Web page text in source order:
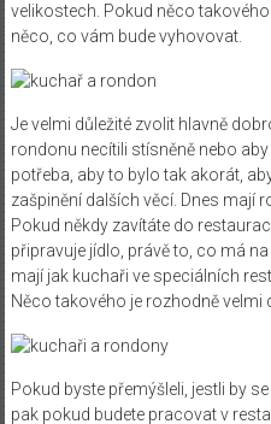
velikostech. Pokud něco
něco, co vám bude vyhovovat.
Je velmi důležité zvolit hlavně
rondonu necítili stísněně nebo
potřeba, aby to bylo tak akorát,
zašpinění dalších věcí. Dnes mají
Pokud někdy zavítáte do
připravuje jídlo, právě to, co má
mají jak kuchaři ve speciálních
Něco takového je rozhodně velmi
Pokud byste přemýšleli, jestli by
pak pokud budete pracovat v